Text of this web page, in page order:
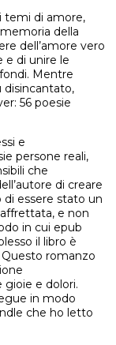
temi di amore,
della
dell’amore vero
e di unire le
Mentre
disincantato,
56 poesie
e
persone reali,
che
di creare
essere stato un
affrettata, e non
in cui epub
il libro è
romanzo
gioie e dolori.
in modo
che ho letto